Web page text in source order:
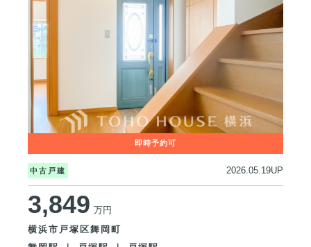
中古戸建 2026.05.19UP
3,849 万円
横浜市戸塚区舞岡町